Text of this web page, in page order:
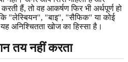
हैं, तो वह आकर्षण फिर भी अर्थपूर्ण हो
"लेस्बियन", "बाइ", "सैफिक" या कोई
अनिश्चितता खोज का हिस्सा है।
तय नहीं करता